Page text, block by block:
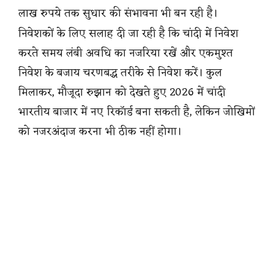
लाख रुपये तक सुधार की संभावना भी बन रही है।
निवेशकों के लिए सलाह दी जा रही है कि चांदी में निवेश
करते समय लंबी अवधि का नजरिया रखें और एकमुश्त
निवेश के बजाय चरणबद्ध तरीके से निवेश करें। कुल
मिलाकर, मौजूदा रुझान को देखते हुए 2026 में चांदी
भारतीय बाजार में नए रिकॉर्ड बना सकती है, लेकिन जोखिमों
को नजरअंदाज करना भी ठीक नहीं होगा।